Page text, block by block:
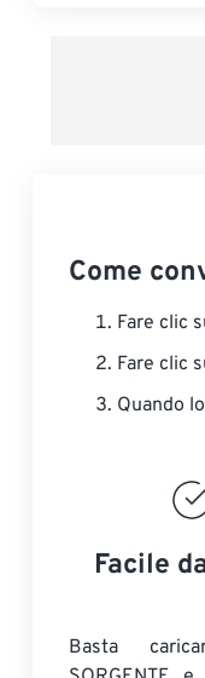
Come
Fare clic
Fare clic
Quando
Facile
Basta